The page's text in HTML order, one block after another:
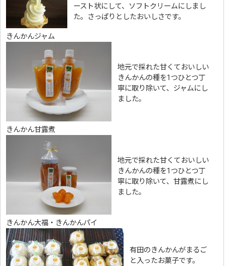
ースト状にして、ソフトクリームにしまし
た。さっぱりとしたおいしさです。
きんかんジャム
地元で採れた甘くておいしい
きんかんの種を1つひとつ丁
寧に取り除いて、ジャムにし
ました。
きんかん甘露煮
地元で採れた甘くておいしい
きんかんの種を1つひとつ丁
寧に取り除いて、甘露煮にし
ました。
きんかん大福・きんかんパイ
有田のきんかんがまるご
と入ったお菓子です。